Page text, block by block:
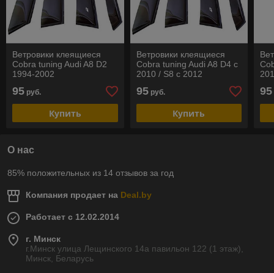
Ветровики клеящиеся
Cobra tuning Audi A8 D2
1994-2002
95 руб.
Купить
Ветровики клеящиеся
Cobra tuning Audi A8 D4 с
2010 / S8 с 2012
95руб.
Купить
95
О нас
85% положительных из 14 отзывов за год
Компания продает на Deal.by
Работает с 12.02.2014
г. Минск
г.Минск улица Лещинского 14а павильон 122 (1 этаж),
Минск, Беларусь